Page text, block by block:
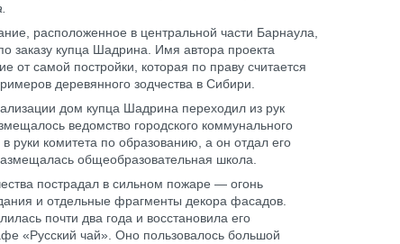
расположенное в центральной части Барнаула,
заказу купца Шадрина. Имя автора проекта
от самой постройки, которая по праву считается
деревянного зодчества в Сибири.
дом купца Шадрина переходил из рук
ведомство городского коммунального
руки комитета по образованию, а он отдал его
общеобразовательная школа.
пострадал в сильном пожаре — огонь
и отдельные фрагменты декора фасадов.
почти два года и восстановила его
«Русский чай». Оно пользовалось большой